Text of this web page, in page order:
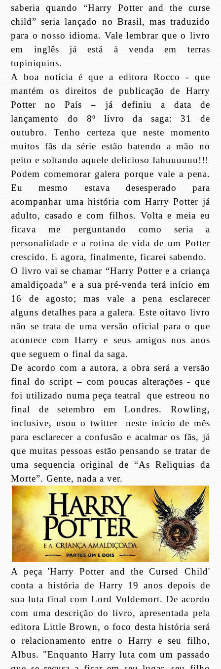
saberia quando “Harry Potter and the curse
child” seria lançado no Brasil, mas traduzido
para o nosso idioma. Vale lembrar que o livro
em inglês já está à venda em terras
tupiniquins.
A boa notícia é que a editora Rocco - que
mantém os direitos de publicação de Harry
Potter no País – já definiu a data de
lançamento do 8º livro da saga: 31 de
outubro. Tenho certeza que neste momento
muitos fãs da série estão batendo a mão no
peito e soltando aquele delicioso Iahuuuuuu!!!
Podem comemorar galera porque vale a pena.
Eu mesmo estava desesperado para
acompanhar uma história com Harry Potter já
adulto, casado e com filhos. Volta e meia eu
ficava me perguntando como seria a
personalidade e a rotina de vida de um Potter
crescido. E agora, finalmente, ficarei sabendo.
O livro vai se chamar “Harry Potter e a criança
amaldiçoada” e a sua pré-venda terá início em
16 de agosto; mas vale a pena esclarecer
alguns detalhes para a galera. Este oitavo livro
não se trata de uma versão oficial para o que
acontece com Harry e seus amigos nos anos
que seguem o final da saga.
De acordo com a autora, a obra será a versão
final do script – com poucas alterações - que
foi utilizado numa peça teatral que estreou no
final de setembro em Londres. Rowling,
inclusive, usou o twitter neste início de mês
para esclarecer a confusão e acalmar os fãs, já
que muitas pessoas estão pensando se tratar de
uma sequencia original de “As Reliquias da
Morte”. Gente, nada a ver.
A peça 'Harry Potter and the Cursed Child'
conta a história de Harry 19 anos depois de
sua luta final com Lord Voldemort. De acordo
com uma descrição do livro, apresentada pela
editora Little Brown, o foco desta história será
o relacionamento entre o Harry e seu filho,
Albus. "Enquanto Harry luta com um passado